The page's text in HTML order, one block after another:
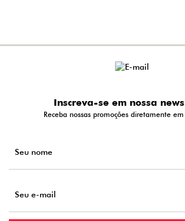
Inscreva-se em nossa
Receba nossas promoções diretamente